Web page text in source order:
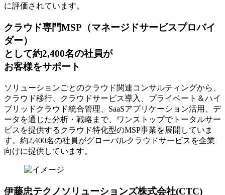
に評価されています。
クラウド専門MSP （マネージドサービスプロバイ
ダー）
として約2,400名の社員が
お客様をサポート
ソリューションごとのクラウド関連コンサルティングから、
クラウド移行、クラウドサービス導入、プライベート＆ハイ
ブリッドクラウド統合管理、SaaSアプリケーション活用、デ
ータを通じた分析・戦略まで、ワンストップでトータルサー
ビスを提供するクラウド特化型のMSP事業を展開していま
す。約2,400名の社員がグローバルクラウドサービスを企業
向けに提供しています。
伊藤忠テクノソリューションズ株式会社(CTC)